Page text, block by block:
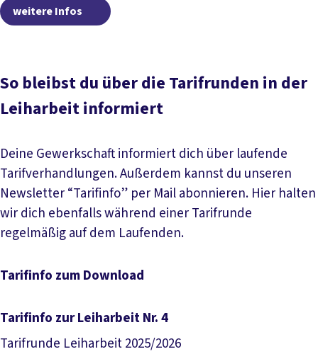
weitere Infos weitere Infos
So bleibst du über die Tarifrunden in der
Leiharbeit informiert
Deine Gewerkschaft informiert dich über laufende
Tarifverhandlungen. Außerdem kannst du unseren
Newsletter “Tarifinfo” per Mail abonnieren. Hier halten
wir dich ebenfalls während einer Tarifrunde
regelmäßig auf dem Laufenden.
Tarifinfo zum Download
Tarifinfo zur Leiharbeit Nr. 4
Tarifrunde Leiharbeit 2025/2026